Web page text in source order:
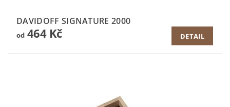
DAVIDOFF SIGNATURE 2000
od464 Kč DETAIL